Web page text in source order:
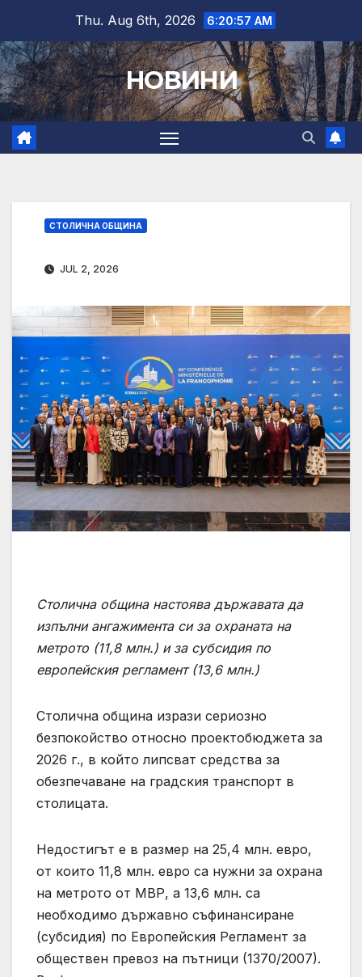
content
Thu. Aug 6th, 2026 6:20:58 AM
НОВИНИ
СТОЛИЧНА ОБЩИНА
JUL 2, 2026
Столична община настоява държавата да
изпълни ангажимента си за охраната на
метрото (11,8 млн.) и за субсидия по
европейския регламент (13,6 млн.)
Столична община изрази сериозно
безпокойство относно проектобюджета за
2026 г., в който липсват средства за
обезпечаване на градския транспорт в
столицата.
Недостигът е в размер на 25,4 млн. евро,
от които 11,8 млн. евро са нужни за охрана
на метрото от МВР, а 13,6 млн. са
необходимо държавно съфинансиране
(субсидия) по Европейския Регламент за
обществен превоз на пътници (1370/2007).